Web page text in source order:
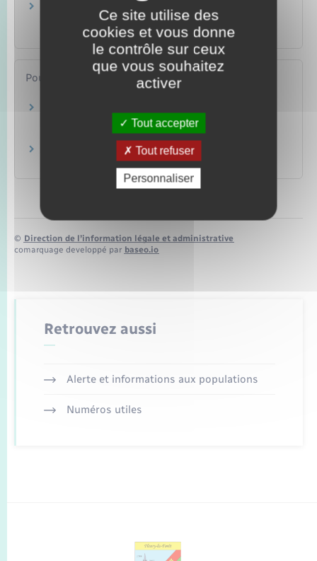
Changement de collège ou de lycée en cours
Famille – Scolarité
Pour en savoir plus
Ministère chargé de l'éducation
L'inscription au collège
Ministère chargé de l'éducation
© Direction de l’information légale et administrative
comarquage developpé par baseo.io
Retrouvez aussi
Alerte et informations aux populations
Numéros utiles
Ce site utilise des
cookies et vous donne
le contrôle sur ceux
que vous souhaitez
activer
Tout accepter
Tout refuser
Personnaliser